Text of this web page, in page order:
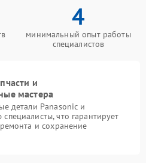
4
минимальный опыт работы
специалистов
и
мастера
детали Panasonic и
что гарантирует
и сохранение